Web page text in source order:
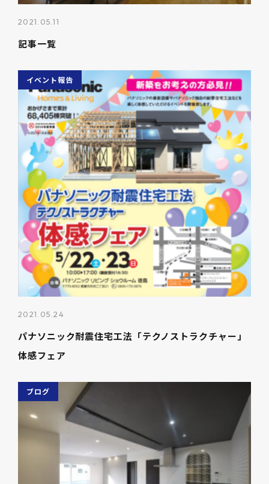
2021.05.11
記事一覧
イベント報告
2021.05.24
パナソニック耐震住宅工法「テクノストラクチャー」
体感フェア
ブログ